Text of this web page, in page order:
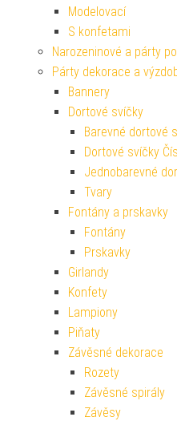
Modelovací
S konfetami
Narozeninové a párty
Párty dekorace a
Bannery
Dortové svíčky
Barevné dortové
Dortové svíčky
Jednobarevné
Tvary
Fontány a prskavky
Fontány
Prskavky
Girlandy
Konfety
Lampiony
Piňaty
Závěsné dekorace
Rozety
Závěsné spirály
Závěsy